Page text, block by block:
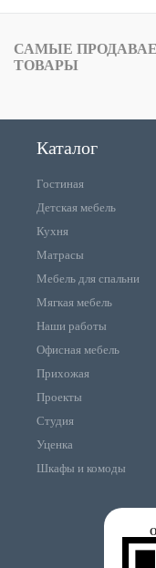
САМЫЕ
ТОВАРЫ
Каталог
Гостиная
Детская мебель
Кухня
Матрасы
Мебель для спальни
Мягкая мебель
Наши работы
Офисная мебель
Прихожая
Проекты
Студия
Уценка
Шкафы и комоды